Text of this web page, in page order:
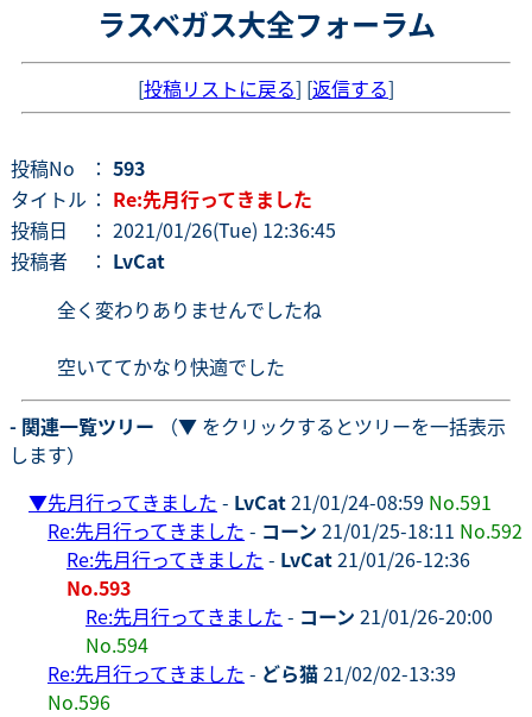
ラスベガス大全フォーラム
[投稿リストに戻る] [返信する]
投稿No ： 593
タイトル ： Re:先月行ってきました
投稿日
： 2021/01/26(Tue) 12:36:45
投稿者
： LvCat
全く変わりありませんでしたね
空いててかなり快適でした
- 関連一覧ツリー （▼ をクリックするとツリーを一括表示
します）
▼先月行ってきました - LvCat21/01/24-08:59 No.591
Re:先月行ってきました - コーン 21/01/25-18:11 No.592
Re:先月行ってきました - LvCat21/01/26-12:36
No.593
Re:先月行ってきました - コーン 21/01/26-20:00
No.594
Re:先月行ってきました - どら猫21/02/02-13:39
No.596